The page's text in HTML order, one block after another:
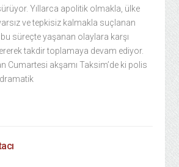
Yıllarca apolitik olmakla, ülke
ve tepkisiz kalmakla suçlanan
süreçte yaşanan olaylara karşı
takdir toplamaya devam ediyor.
Cumartesi akşamı Taksim’de ki polis